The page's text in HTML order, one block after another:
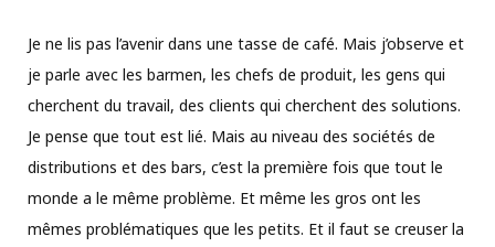
Je ne lis pas l’avenir dans une tasse de café. Mais j’observe et
je parle avec les barmen, les chefs de produit, les gens qui
cherchent du travail, des clients qui cherchent des solutions.
Je pense que tout est lié. Mais au niveau des sociétés de
distributions et des bars, c’est la première fois que tout le
monde a le même problème. Et même les gros ont les
mêmes problématiques que les petits. Et il faut se creuser la